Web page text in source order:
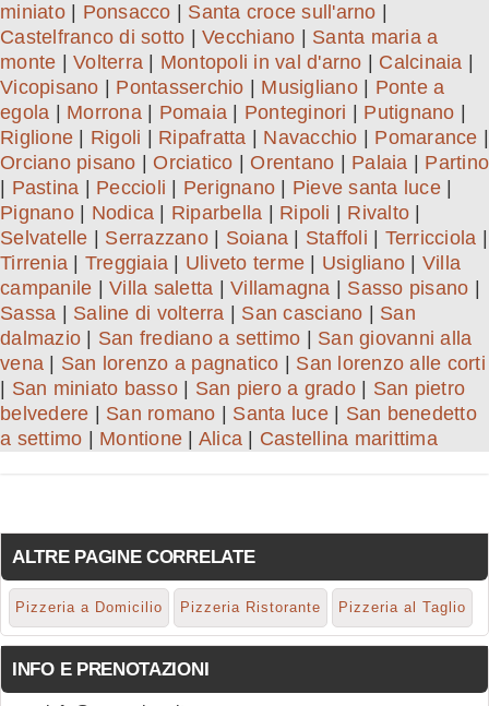
miniato| Ponsacco Santa croce sull'arno
Castelfranco di sotto
Vecchiano
Santa maria a
monte
Volterra Montopoli in val d'arno Calcinaia
Vicopisano
Pontasserchio Musigliano| Ponte a
egola
Morrona| Pomaia Ponteginori Putignano
Riglione
Rigoli Ripafratta Navacchio Pomarance
Orciano pisano
Orciatico Orentano Palaia
Partino
Pastina Peccioli Perignano Pieve santa luce|
Pignano| Nodica Riparbella Ripoli Rivalto
Selvatelle
Serrazzano| Soiana Staffoli Terricciola
Tirrenia
Treggiaia Uliveto terme Usigliano
Villa
campanile
Villa saletta Villamagna Sasso pisano
Sassa
Saline di volterra San casciano
San
dalmazio
San frediano a settimo
San giovanni alla
vena
San lorenzo a pagnatico
San lorenzo alle corti
San miniato basso| San piero a grado| San pietro
belvedere
San romano Santa luce| San benedetto
a settimo
Montione Alica Castellina marittima
ALTRE PAGINE CORRELATE
Pizzeria a Domicilio Pizzeria Ristorante Pizzeria al Taglio
INFO E PRENOTAZIONI